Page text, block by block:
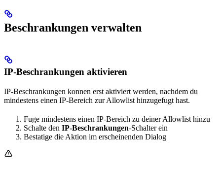
Beschrankungen verwalten
IP-Beschrankungen aktivieren
IP-Beschrankungen konnen erst aktiviert werden, nachdem du
mindestens einen IP-Bereich zur Allowlist hinzugefugt hast.
Fuge mindestens einen IP-Bereich zu deiner Allowlist hinzu
Schalte den IP-Beschrankungen-Schalter ein
Bestatige die Aktion im erscheinenden Dialog